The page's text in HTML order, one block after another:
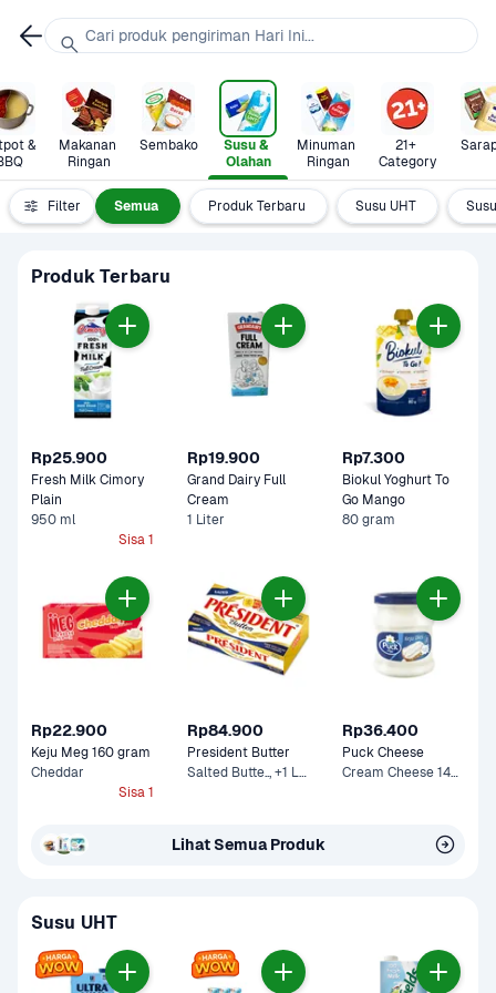
&
Makanan
Ringan
Sembako
Susu &
Olahan
Minuman
Ringan
21+
Category
Filter Semua Produk Terbaru Susu UHT
Produk Terbaru
Rp25.900
Fresh Milk Cimory
Plain
950 ml
Sisa 1
Rp19.900
Grand Dairy Full
1 Liter
Rp7.300
Biokul Yoghurt To
Go Mango
80 gram
Rp22.900
Keju Meg 160 gram
Cheddar
Sisa 1
Rp84.900
President Butter
Salted Butte.., +1 Lainnya
Rp36.400
Puck Cheese
Cream Cheese 140 g
Lihat Semua Produk
Susu UHT
Cari produk pengiriman Hari Ini...